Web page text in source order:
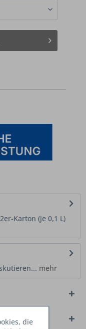
Karton (je 0,1 L)
mehr
die